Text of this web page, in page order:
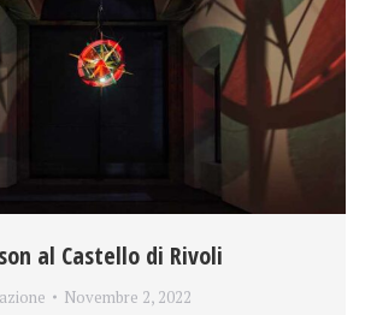
al Castello di Rivoli
Novembre 2, 2022